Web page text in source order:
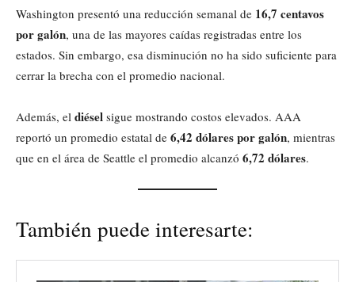
Washington presentó una reducción semanal de 16,7 centavos
por galón, una de las mayores caídas registradas entre los
estados. Sin embargo, esa disminución no ha sido suficiente para
cerrar la brecha con el promedio nacional.
Además, el diésel sigue mostrando costos elevados. AAA
reportó un promedio estatal de 6,42 dólares por galón, mientras
que en el área de Seattle el promedio alcanzó 6,72 dólares.
También puede interesarte: